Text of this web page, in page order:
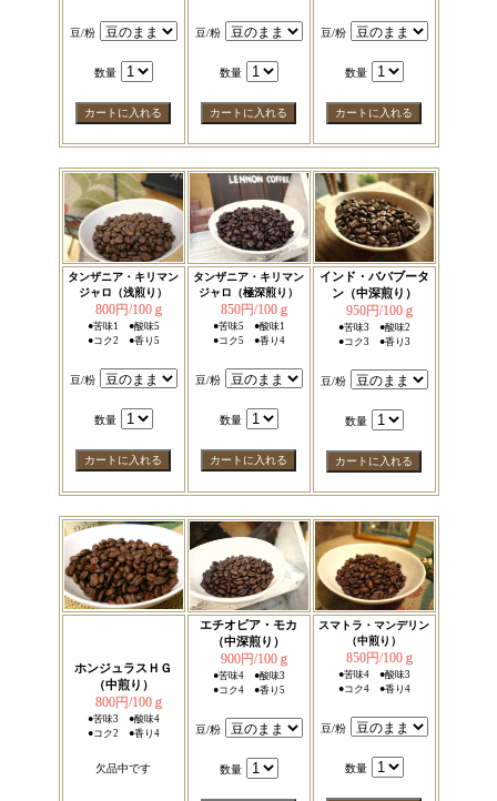
豆/粉
数量
豆/粉
数量
豆/粉
数量
タンザニア・キリマン
ジャロ（浅煎り）
800円/100ｇ
●苦味1 ●酸味5
●コク2 ●香り5
豆/粉
数量
タンザニア・キリマン
ジャロ（極深煎り）
850円/100ｇ
●苦味5 ●酸味1
●コク5 ●香り4
豆/粉
数量
インド・ババブータ
ン（中深煎り）
950円/100ｇ
●苦味3 ●酸味2
●コク3 ●香り3
豆/粉
数量
ホンジュラスＨＧ
（中煎り）
800円/100ｇ
●苦味3 ●酸味4
●コク2 ●香り4
欠品中です
エチオピア・モカ
（中深煎り）
900円/100ｇ
●苦味4 ●酸味3
●コク4 ●香り5
豆/粉
数量
スマトラ・マンデリン
（中煎り）
850円/100ｇ
●苦味4 ●酸味3
●コク4 ●香り4
豆/粉
数量